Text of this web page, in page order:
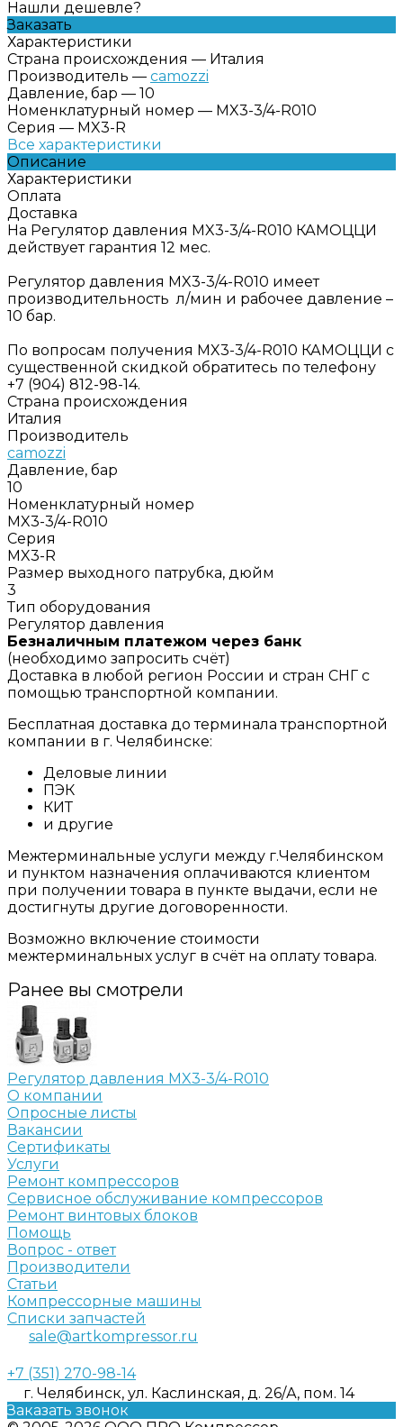
Нашли дешевле?
Заказать
Характеристики
Страна происхождения — Италия
Производитель — camozzi
Давление, бар — 10
Номенклатурный номер — MX3-3/4-R010
Серия — MX3-R
Все характеристики
Описание
Характеристики
Оплата
Доставка
На Регулятор давления MX3-3/4-R010 КАМОЦЦИ
действует гарантия 12 мес.
Регулятор давления MX3-3/4-R010 имеет
производительность л/мин и рабочее давление –
10 бар.
По вопросам получения MX3-3/4-R010 КАМОЦЦИ с
существенной скидкой обратитесь по телефону
+7 (904) 812-98-14.
Страна происхождения
Италия
Производитель
camozzi
Давление, бар
10
Номенклатурный номер
MX3-3/4-R010
Серия
MX3-R
Размер выходного патрубка, дюйм
3
Тип оборудования
Регулятор давления
Безналичным платежом через банк
(необходимо запросить счёт)
Доставка в любой регион России и стран СНГ с
помощью транспортной компании.
Бесплатная доставка до терминала транспортной
компании в г. Челябинске:
Деловые линии
ПЭК
КИТ
и другие
Межтерминальные услуги между г.Челябинском
и пунктом назначения оплачиваются клиентом
при получении товара в пункте выдачи, если не
достигнуты другие договоренности.
Возможно включение стоимости
межтерминальных услуг в счёт на оплату товара.
Ранее вы смотрели
Регулятор давления MX3-3/4-R010
О компании
Опросные листы
Вакансии
Сертификаты
Услуги
Ремонт компрессоров
Сервисное обслуживание компрессоров
Ремонт винтовых блоков
Помощь
Вопрос - ответ
Производители
Статьи
Компрессорные машины
Списки запчастей
sale@artkompressor.ru
+7 (351) 270-98-14
г. Челябинск, ул. Каслинская, д. 26/А, пом. 14
Заказать звонок